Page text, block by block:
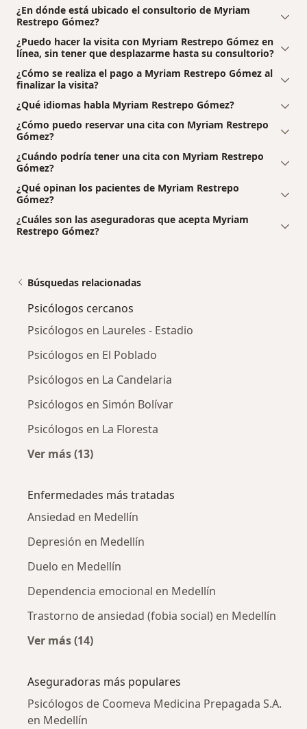
¿En dónde está ubicado el consultorio de Myriam
Restrepo Gómez?
¿Puedo hacer la visita con Myriam Restrepo Gómez en
línea, sin tener que desplazarme hasta su consultorio?
¿Cómo se realiza el pago a Myriam Restrepo Gómez al
finalizar la visita?
¿Qué idiomas habla Myriam Restrepo Gómez?
¿Cómo puedo reservar una cita con Myriam Restrepo
Gómez?
¿Cuándo podría tener una cita con Myriam Restrepo
Gómez?
¿Qué opinan los pacientes de Myriam Restrepo
Gómez?
¿Cuáles son las aseguradoras que acepta Myriam
Restrepo Gómez?
Búsquedas relacionadas
Psicólogos cercanos
Psicólogos en Laureles - Estadio
Psicólogos en El Poblado
Psicólogos en La Candelaria
Psicólogos en Simón Bolívar
Psicólogos en La Floresta
Ver más (13)
Enfermedades más tratadas
Ansiedad en Medellín
Depresión en Medellín
Duelo en Medellín
Dependencia emocional en Medellín
Trastorno de ansiedad (fobia social) en Medellín
Ver más (14)
Aseguradoras más populares
Psicólogos de Coomeva Medicina Prepagada S.A.
en Medellín